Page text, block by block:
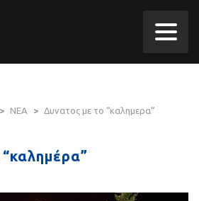
> ΝΕΑ > Δυνατος με το “καλημερα”